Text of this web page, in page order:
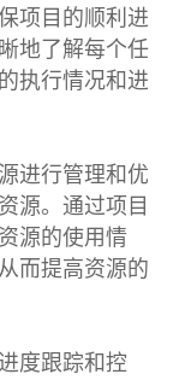
项目的顺利进
地了解每个任
执行情况和进
进行管理和优
源。通过项目
源的使用情
而提高资源的
度跟踪和控